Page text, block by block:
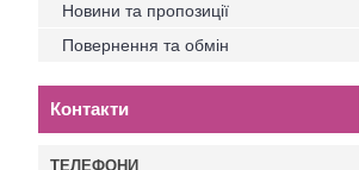
Новини та пропозиції
Повернення та обмін
Контакти